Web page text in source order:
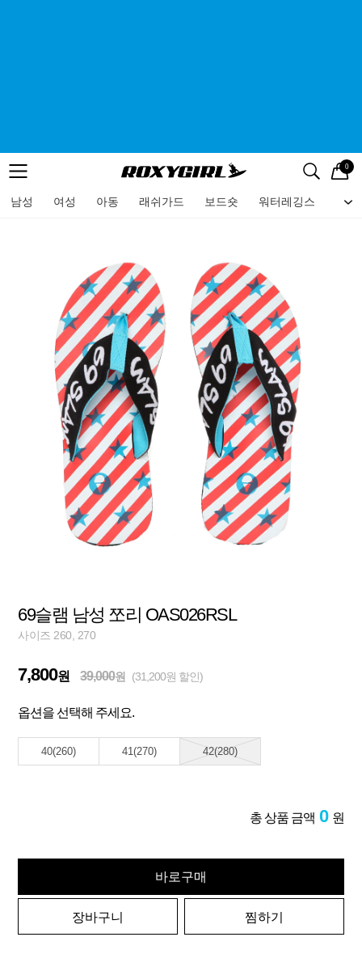
메뉴 검색
로고 0
남성 여성 아동 래쉬가드 보드숏 워터레깅스 비
메뉴
69슬램 남성 쪼리 OAS026RSL
사이즈 260, 270
7,800원 39,000원 (31,200원 할인)
옵션을 선택해 주세요.
40(260) 41(270) 42(280)
총 상품 금액 0 원
바로구매
장바구니 찜하기